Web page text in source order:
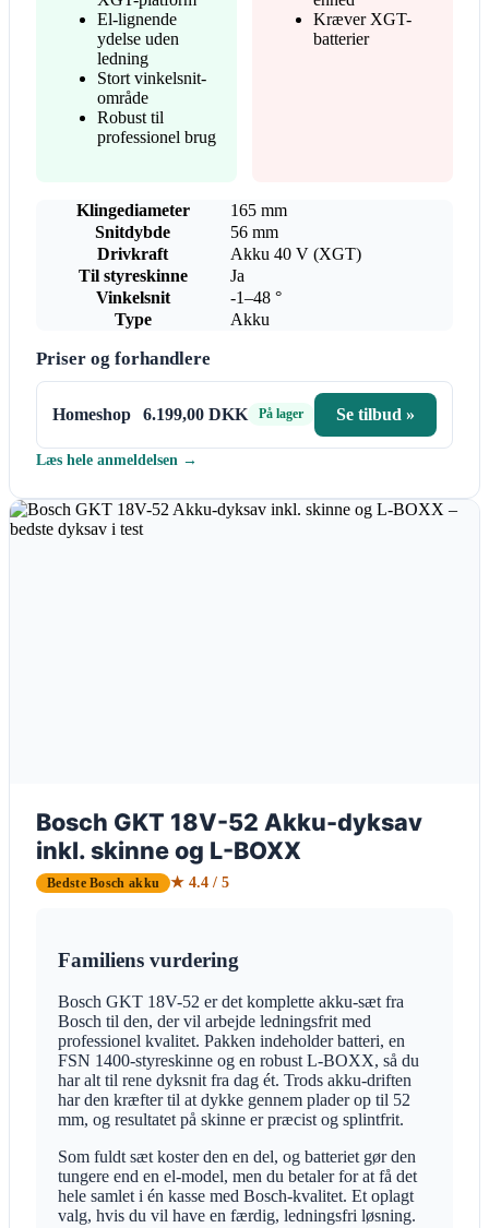
El-lignende
ydelse uden
ledning
Stort vinkelsnit-
område
Robust til
professionel brug
Kræver XGT-
batterier
Klingediameter
165 mm
Snitdybde
56 mm
Drivkraft
Akku 40 V (XGT)
Til styreskinne
Ja
Vinkelsnit
-1–48 °
Type
Akku
Priser og forhandlere
Homeshop 6.199,00 DKK På lager Se tilbud »
Læs hele anmeldelsen →
Bosch GKT 18V-52 Akku-dyksav
inkl. skinne og L-BOXX
Bedste Bosch akku ★ 4.4 / 5
Familiens vurdering
Bosch GKT 18V-52 er det komplette akku-sæt fra
Bosch til den, der vil arbejde ledningsfrit med
professionel kvalitet. Pakken indeholder batteri, en
FSN 1400-styreskinne og en robust L-BOXX, så du
har alt til rene dyksnit fra dag ét. Trods akku-driften
har den kræfter til at dykke gennem plader op til 52
mm, og resultatet på skinne er præcist og splintfrit.
Som fuldt sæt koster den en del, og batteriet gør den
tungere end en el-model, men du betaler for at få det
hele samlet i én kasse med Bosch-kvalitet. Et oplagt
valg, hvis du vil have en færdig, ledningsfri løsning.